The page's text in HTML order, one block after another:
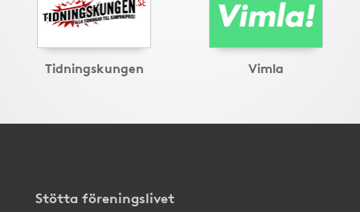
Tidningskungen Vimla
Stötta föreningslivet